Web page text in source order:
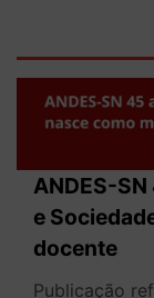
ANDES-
e
docente
Publicação